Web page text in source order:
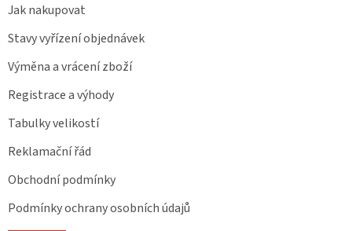
Jak nakupovat
Stavy vyřízení objednávek
Výměna a vrácení zboží
Registrace a výhody
Tabulky velikostí
Reklamační řád
Obchodní podmínky
Podmínky ochrany osobních údajů